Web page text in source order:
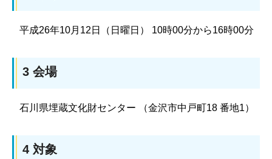
平成26年10月12日（日曜日） 10時00分から16時00分
3 会場
石川県埋蔵文化財センター （金沢市中戸町18 番地1）
4 対象